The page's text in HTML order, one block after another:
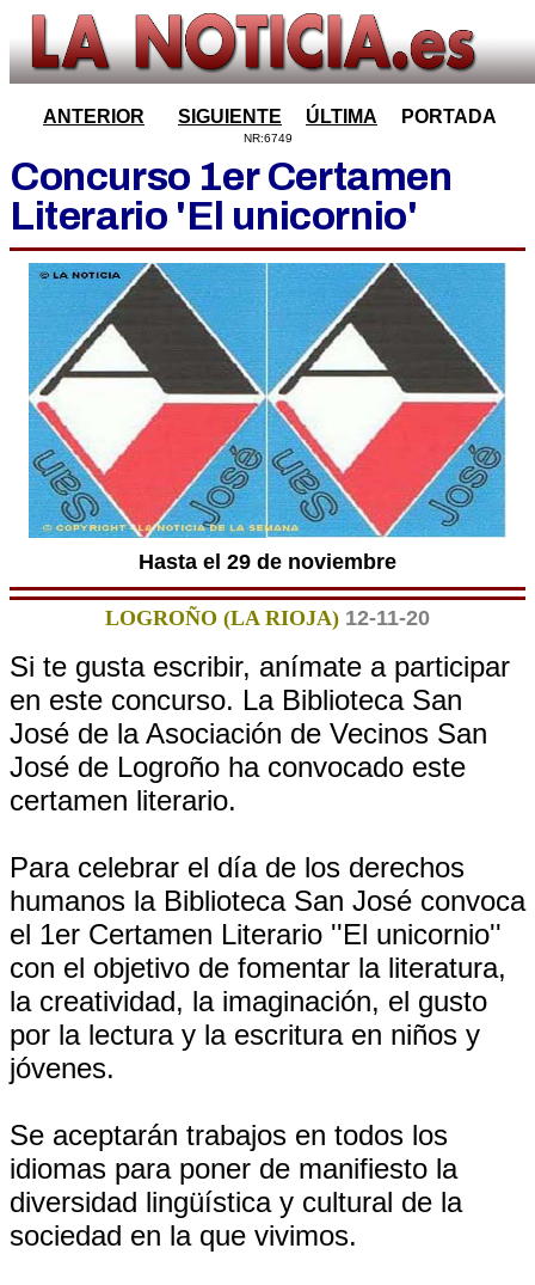
ANTERIOR SIGUIENTE ÚLTIMA PORTADA
NR:6749
Concurso 1er Certamen
Literario 'El unicornio'
Hasta el 29 de noviembre
LOGROÑO (LA RIOJA) 12-11-20
Si te gusta escribir, anímate a participar
en este concurso. La Biblioteca San
José de la Asociación de Vecinos San
José de Logroño ha convocado este
certamen literario.
Para celebrar el día de los derechos
humanos la Biblioteca San José convoca
el 1er Certamen Literario ''El unicornio''
con el objetivo de fomentar la literatura,
la creatividad, la imaginación, el gusto
por la lectura y la escritura en niños y
jóvenes.
Se aceptarán trabajos en todos los
idiomas para poner de manifiesto la
diversidad lingüística y cultural de la
sociedad en la que vivimos.